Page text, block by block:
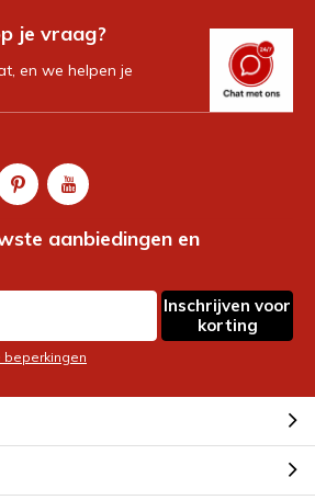
je vraag?
en we helpen je
aanbiedingen en
Inschrijven voor
korting
beperkingen